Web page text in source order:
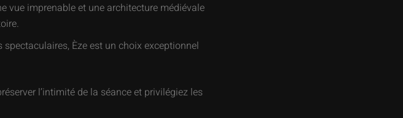
vue imprenable et une architecture médiévale
Èze est un choix exceptionnel
l’intimité de la séance et privilégiez les